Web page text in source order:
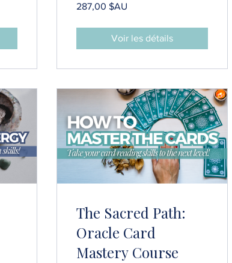
287,00 $AU
Voir les détails
The Sacred Path:
Oracle Card
Mastery Course